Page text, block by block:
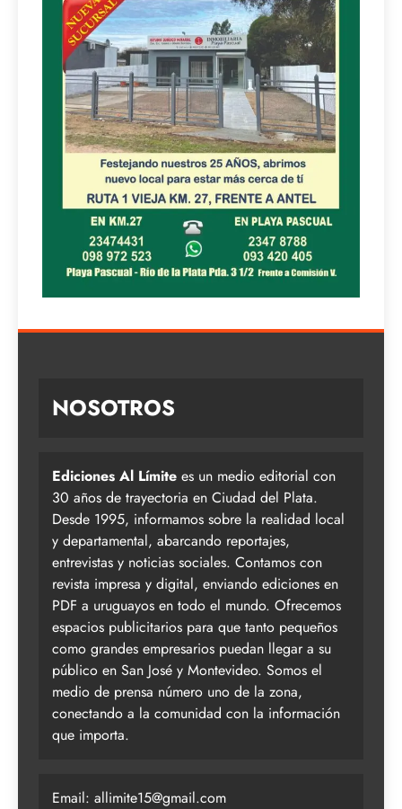
NOSOTROS
Ediciones Al Límite es un medio editorial con
30 años de trayectoria en Ciudad del Plata.
Desde 1995, informamos sobre la realidad local
y departamental, abarcando reportajes,
entrevistas y noticias sociales. Contamos con
revista impresa y digital, enviando ediciones en
PDF a uruguayos en todo el mundo. Ofrecemos
espacios publicitarios para que tanto pequeños
como grandes empresarios puedan llegar a su
público en San José y Montevideo. Somos el
medio de prensa número uno de la zona,
conectando a la comunidad con la información
que importa.
Email: allimite15@gmail.com